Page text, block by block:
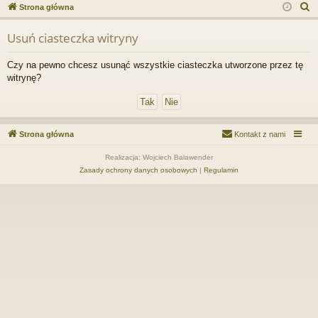
j
…
uj
ę
es
j
Strona główna
z
Usuń ciasteczka witryny
Czy na pewno chcesz usunąć wszystkie ciasteczka utworzone przez tę
witrynę?
Strona główna Kontakt z nami
Realizacja: Wojciech Balawender
Zasady ochrony danych osobowych | Regulamin